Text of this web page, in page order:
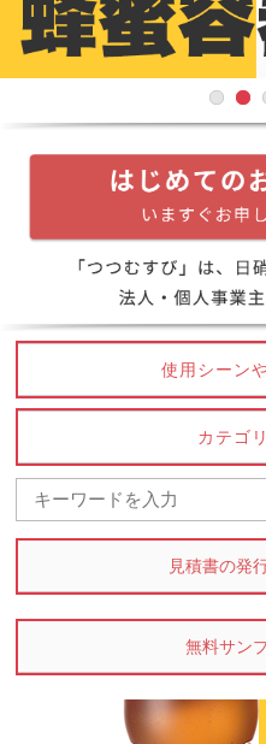
使用シーン
カテゴ
見積書の発
無料サン